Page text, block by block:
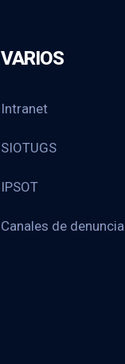
VARIOS
Intranet
SIOTUGS
IPSOT
Canales de denuncia